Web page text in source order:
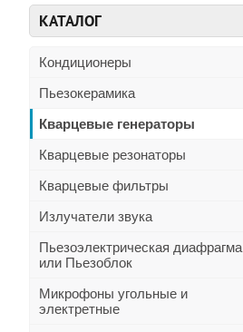
КАТАЛОГ
Кондиционеры
Пьезокерамика
Кварцевые генераторы
Кварцевые резонаторы
Кварцевые фильтры
Излучатели звука
Пьезоэлектрическая диафрагма
или Пьезоблок
Микрофоны угольные и
электретные